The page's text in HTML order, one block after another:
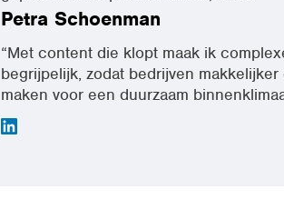
Petra Schoenman
“Met content die klopt maak ik
begrijpelijk, zodat bedrijven
maken voor een duurzaam